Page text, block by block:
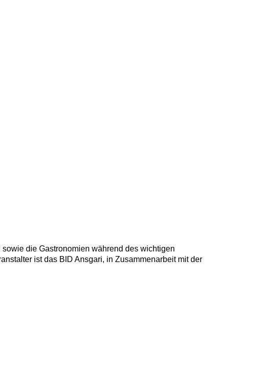
die Gastronomien während des wichtigen
ist das BID Ansgari, in Zusammenarbeit mit der